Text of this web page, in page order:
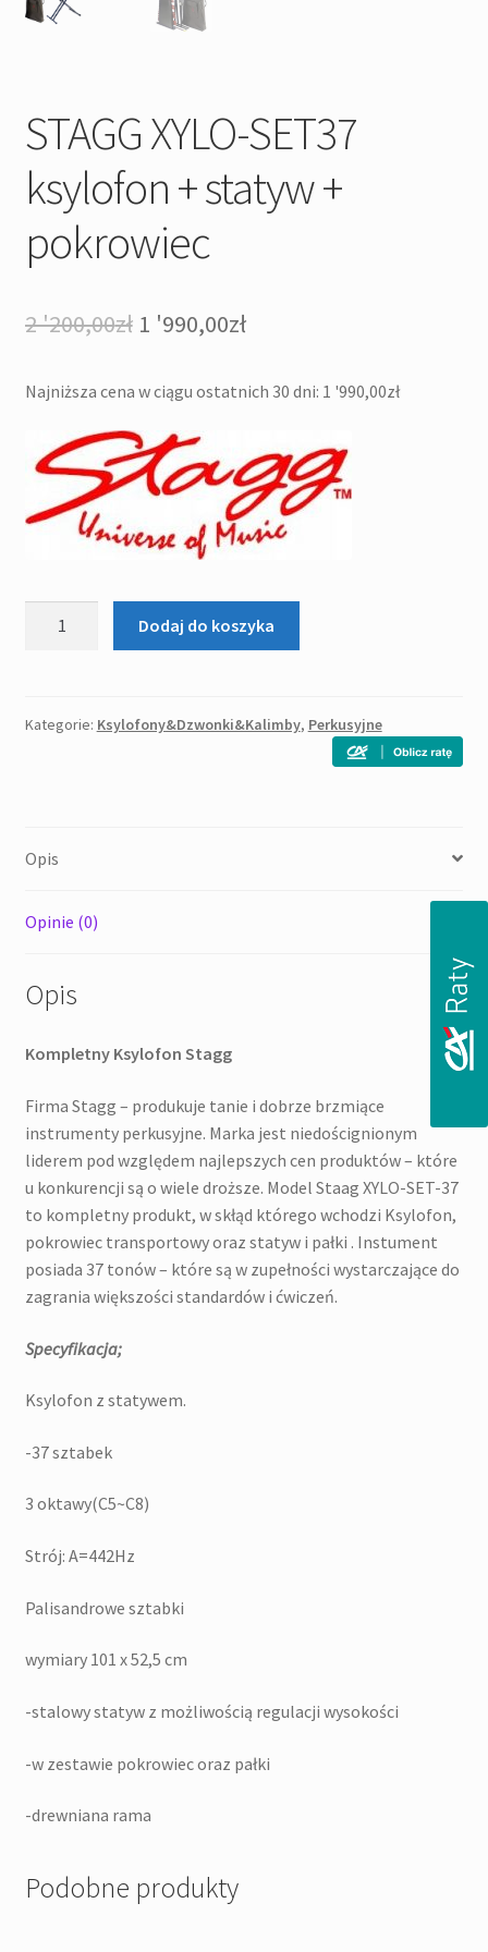
STAGG XYLO-SET37
ksylofon + statyw +
pokrowiec
2 '200,00zł Pierwotna
wynosiła:
2
'200,00zł.
1 '990,00złAktualna
wynosi:
'990,00zł.
Najniższa cena w ciągu ostatnich 30 dni: 1 '990,00zł
ksylofon
Dodaj do koszyka
Kategorie: Ksylofony&Dzwonki&Kalimby, Perkusyjne
Opis
Opinie (0)
Opis
Kompletny Ksylofon Stagg
Firma Stagg – produkuje tanie i dobrze brzmiące
instrumenty perkusyjne. Marka jest niedoścignionym
liderem pod względem najlepszych cen produktów – które
u konkurencji są o wiele droższe. Model Staag XYLO-SET-37
to kompletny produkt, w skłąd którego wchodzi Ksylofon,
pokrowiec transportowy oraz statyw i pałki . Instument
posiada 37 tonów – które są w zupełności wystarczające do
zagrania większości standardów i ćwiczeń.
Specyfikacja;
Ksylofon z statywem.
-37 sztabek
3 oktawy(C5~C8)
Strój: A=442Hz
Palisandrowe sztabki
wymiary 101 x 52,5 cm
-stalowy statyw z możliwością regulacji wysokości
-w zestawie pokrowiec oraz pałki
-drewniana rama
Podobne produkty